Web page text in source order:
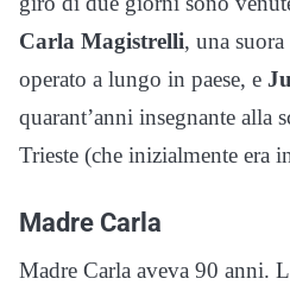
Carla Magistrelli, una suora
operato a lungo in paese, e
quarant’anni insegnante alla
Trieste (che inizialmente era
Madre Carla
Madre Carla aveva 90 anni.